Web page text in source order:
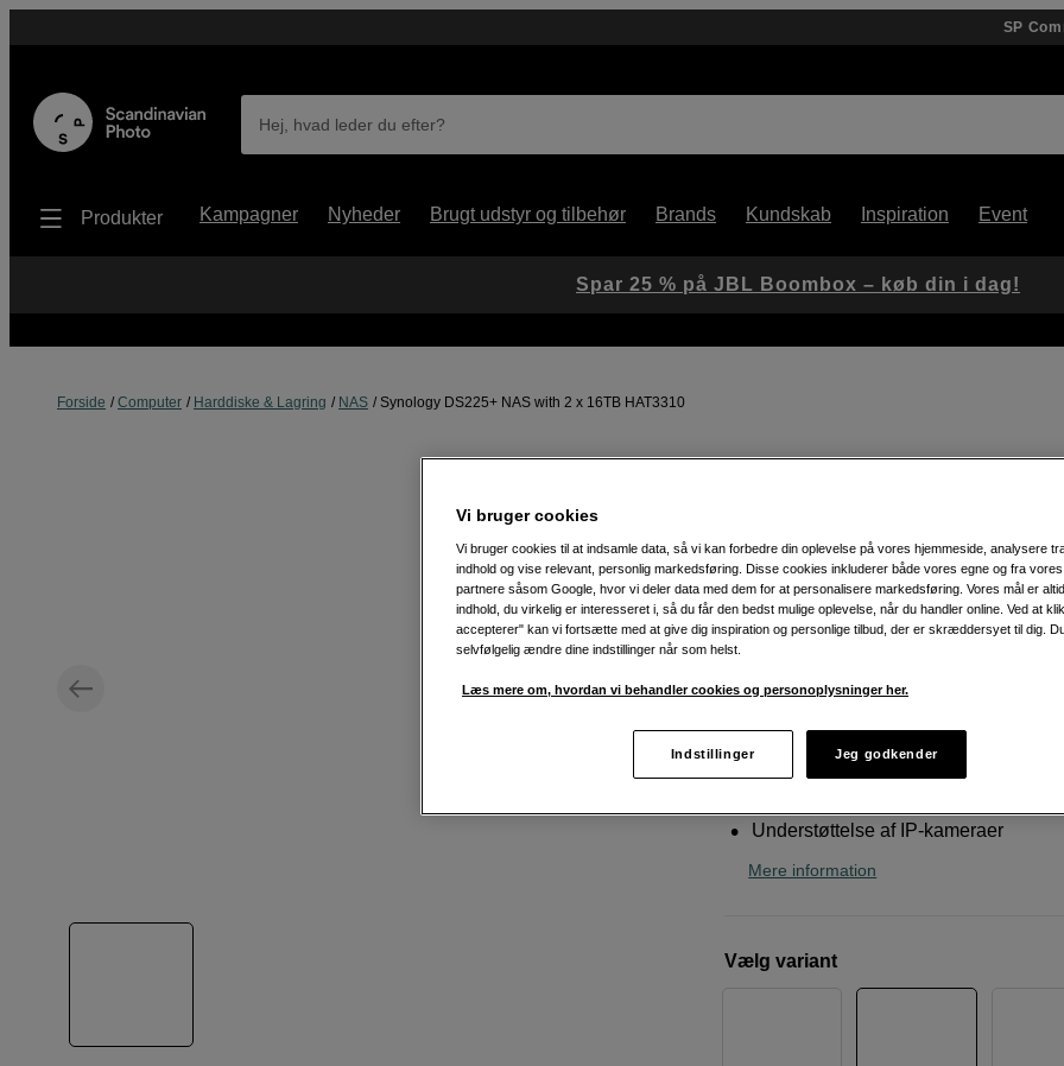
SP
Hej, hvad leder du efter?
Produkter Kampagner Nyheder Brugt udstyr og tilbehør Brands Kundskab Inspiration Event
Forside Computer Harddiske & Lagring NAS Synology DS225+ NAS with 2 x 16TB HAT3310
Synology DS225+ NAS with 2 x 16TB
16TB harddiske
Weblager
København: Vis lagersaldo
To harddiskbakker
Understøttelse af IP-kameraer
Mere information
Vælg variant
Spar 25 % på JBL Boombox – køb din i dag!
Vi bruger cookies
Vi bruger cookies til at indsamle data, så vi kan forbedre din oplevelse på vores hjemmeside, analysere
indhold og vise relevant, personlig markedsføring. Disse cookies inkluderer både vores egne og fra
partnere såsom Google, hvor vi deler data med dem for at personalisere markedsføring. Vores mål er
indhold, du virkelig er interesseret i, så du får den bedst mulige oplevelse, når du handler online. Ved at
accepterer" kan vi fortsætte med at give dig inspiration og personlige tilbud, der er skræddersyet til dig.
selvfølgelig ændre dine indstillinger når som helst.
Læs mere om, hvordan vi behandler cookies og personoplysninger her.
Indstillinger Jeg godkender